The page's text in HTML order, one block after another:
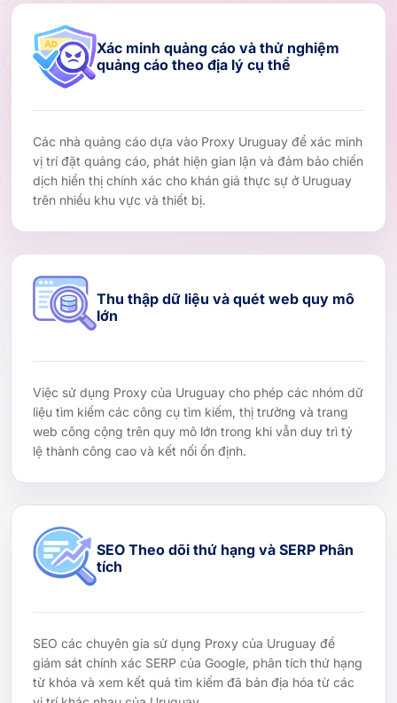
Xác minh quảng cáo và thử nghiệm
quảng cáo theo địa lý cụ thể
Các nhà quảng cáo dựa vào Proxy Uruguay để xác minh
vị trí đặt quảng cáo, phát hiện gian lận và đảm bảo chiến
dịch hiển thị chính xác cho khán giả thực sự ở Uruguay
trên nhiều khu vực và thiết bị.
Thu thập dữ liệu và quét web quy mô
lớn
Việc sử dụng Proxy của Uruguay cho phép các nhóm dữ
liệu tìm kiếm các công cụ tìm kiếm, thị trường và trang
web công cộng trên quy mô lớn trong khi vẫn duy trì tỷ
lệ thành công cao và kết nối ổn định.
SEO Theo dõi thứ hạng và SERP Phân
tích
SEO các chuyên gia sử dụng Proxy của Uruguay để
giám sát chính xác SERP của Google, phân tích thứ hạng
từ khóa và xem kết quả tìm kiếm đã bản địa hóa từ các